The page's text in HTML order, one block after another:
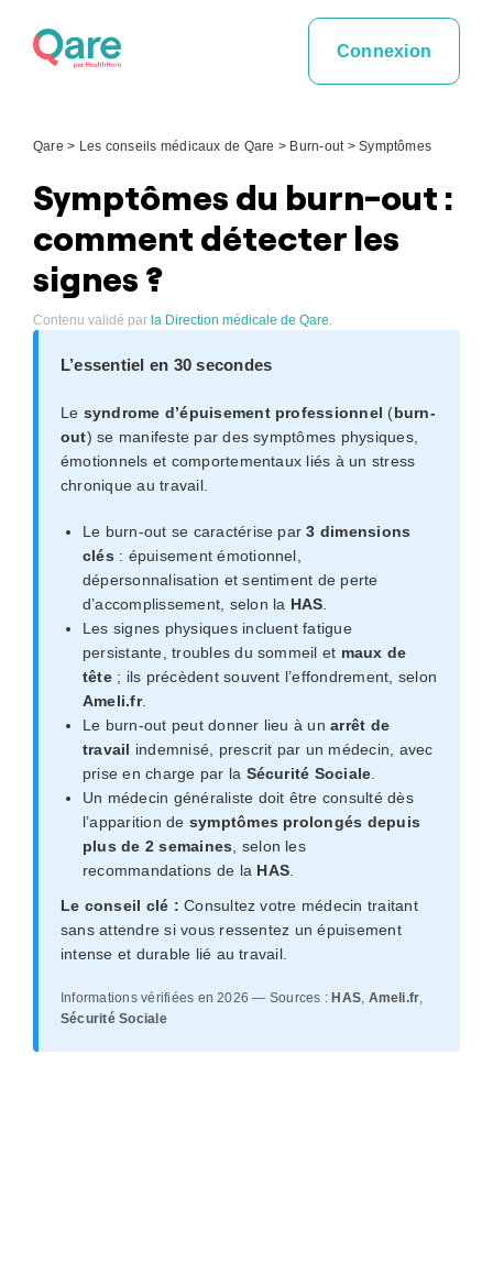
Connexion
Qare > Les conseils médicaux de Qare > Burn-out>Symptômes
Symptômes du burn-out :
comment détecter les
signes ?
Contenu validé par la Direction médicale de Qare.
L’essentiel en 30 secondes
Le syndrome d’épuisement professionnel (burn-
out) se manifeste par des symptômes physiques,
émotionnels et comportementaux liés à un stress
chronique au travail.
Le burn-out se caractérise par3 dimensions
clés : épuisement émotionnel,
dépersonnalisation et sentiment de perte
d’accomplissement, selon la HAS
Les signes physiques incluent fatigue
persistante, troubles du sommeil et maux de
tête; ils précèdent souvent l’effondrement, selon
Ameli.fr.
Le burn-out peut donner lieu à unarrêt de
travail indemnisé, prescrit par un médecin, avec
prise en charge par la Sécurité Sociale
Un médecin généraliste doit être consulté dès
l’apparition de symptômes prolongés depuis
plus de 2 semaines , selon les
recommandations de la HAS
Le conseil clé : Consultez votre médecin traitant
sans attendre si vous ressentez un épuisement
intense et durable lié au travail.
Informations vérifiées en 2026 — Sources : HAS, Ameli.fr,
Sécurité Sociale